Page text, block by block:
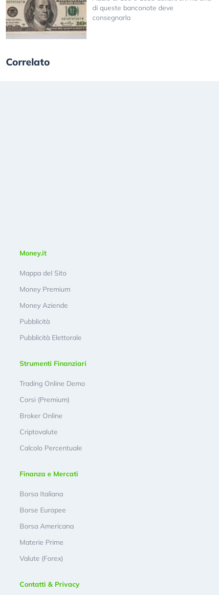
di queste banconote deve
consegnarla
Correlato
Money.it
Mappa del Sito
Money Premium
Money Aziende
Pubblicità
Pubblicità Elettorale
Strumenti Finanziari
Trading Online Demo
Corsi (Premium)
Broker Online
Criptovalute
Calcolo Percentuale
Finanza e Mercati
Borsa Italiana
Borse Europee
Borsa Americana
Materie Prime
Valute (Forex)
Contatti & Privacy